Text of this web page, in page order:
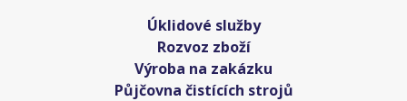
Úklidové služby
Rozvoz zboží
Výroba na zakázku
Půjčovna čistících strojů